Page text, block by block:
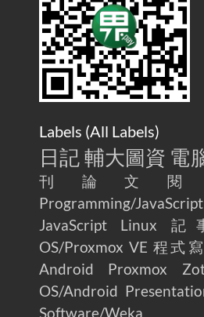
AdGuard Home不只是拿來擋廣告/
Home Is More Than Just an Ad Blocker
Labels (All Labels)
日記 輔大圖資 電
刊論文
Programming/JavaScript
JavaScript
Linux 記
OS/Proxmox VE 程式
Android
Proxmox
OS/Android
Software/Weka